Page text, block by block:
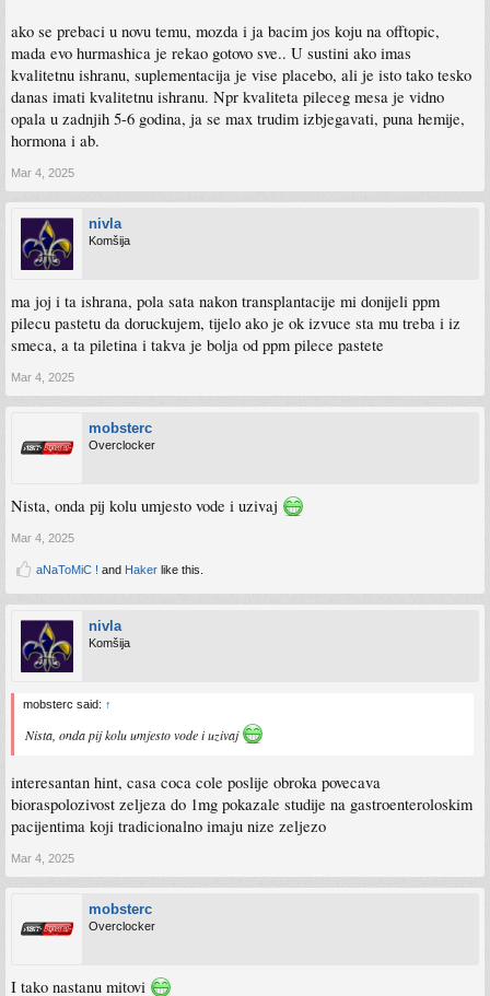
ako se prebaci u novu temu, mozda i ja bacim jos koju na offtopic,
mada evo hurmashica je rekao gotovo sve.. U sustini ako imas
kvalitetnu ishranu, suplementacija je vise placebo, ali je isto tako tesko
danas imati kvalitetnu ishranu. Npr kvaliteta pileceg mesa je vidno
opala u zadnjih 5-6 godina, ja se max trudim izbjegavati, puna hemije,
hormona i ab.
Mar 4, 2025
nivla
Komšija
ma joj i ta ishrana, pola sata nakon transplantacije mi donijeli ppm
pilecu pastetu da doruckujem, tijelo ako je ok izvuce sta mu treba i iz
smeca, a ta piletina i takva je bolja od ppm pilece pastete
Mar 4, 2025
mobsterc
Overclocker
Nista, onda pij kolu umjesto vode i uzivaj
Mar 4, 2025
aNaToMiC ! and Haker like this.
nivla
Komšija
mobsterc said: ↑
Nista, onda pij kolu umjesto vode i uzivaj
interesantan hint, casa coca cole poslije obroka povecava
bioraspolozivost zeljeza do 1mg pokazale studije na gastroenteroloskim
pacijentima koji tradicionalno imaju nize zeljezo
Mar 4, 2025
mobsterc
Overclocker
I tako nastanu mitovi